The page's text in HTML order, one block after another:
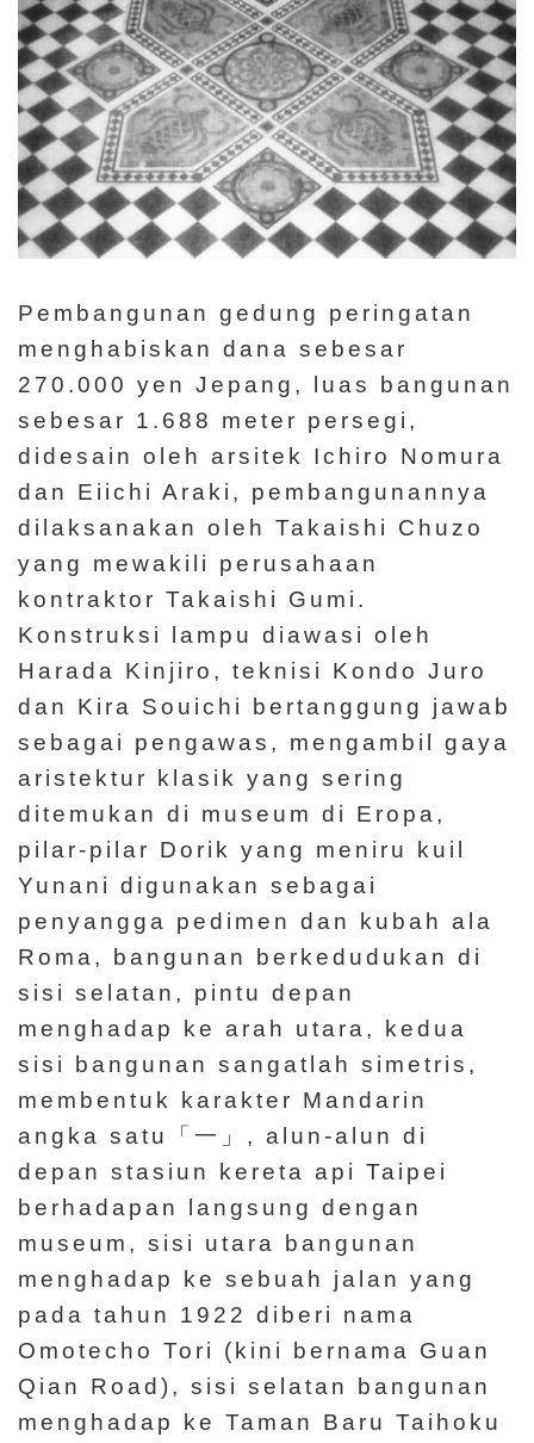
Pembangunan gedung peringatan
menghabiskan dana sebesar
270.000 yen Jepang, luas bangunan
sebesar 1.688 meter persegi,
didesain oleh arsitek Ichiro Nomura
dan Eiichi Araki, pembangunannya
dilaksanakan oleh Takaishi Chuzo
yang mewakili perusahaan
kontraktor Takaishi Gumi.
Konstruksi lampu diawasi oleh
Harada Kinjiro, teknisi Kondo Juro
dan Kira Souichi bertanggung jawab
sebagai pengawas, mengambil gaya
aristektur klasik yang sering
ditemukan di museum di Eropa,
pilar-pilar Dorik yang meniru kuil
Yunani digunakan sebagai
penyangga pedimen dan kubah ala
Roma, bangunan berkedudukan di
sisi selatan, pintu depan
menghadap ke arah utara, kedua
sisi bangunan sangatlah simetris,
membentuk karakter Mandarin
angka satu「一」, alun-alun di
depan stasiun kereta api Taipei
berhadapan langsung dengan
museum, sisi utara bangunan
menghadap ke sebuah jalan yang
pada tahun 1922 diberi nama
Omotecho Tori (kini bernama Guan
Qian Road), sisi selatan bangunan
menghadap ke Taman Baru Taihoku